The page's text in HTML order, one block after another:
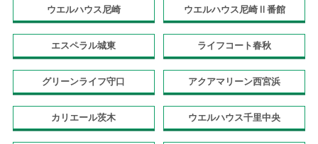
ウエルハウス尼崎 ウエルハウス尼崎Ⅱ番館
エスペラル城東 ライフコート春秋
グリーンライフ守口 アクアマリーン西宮浜
カリエール茨木 ウエルハウス千里中央